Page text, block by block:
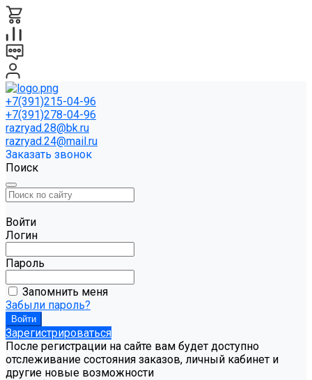
+7(391)215-04-96
+7(391)278-04-96
razryad.28@bk.ru
razryad.24@mail.ru
Заказать звонок
Поиск
Войти
Логин
Пароль
Запомнить меня
Забыли пароль?
Зарегистрироваться
После регистрации на сайте вам будет доступно
отслеживание состояния заказов, личный кабинет и
другие новые возможности